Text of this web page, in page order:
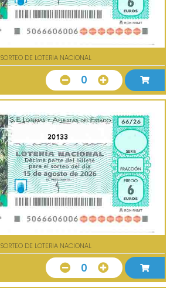
SORTEO DE LOTERIA NACIONAL
0
20133
SORTEO DE LOTERIA NACIONAL
0